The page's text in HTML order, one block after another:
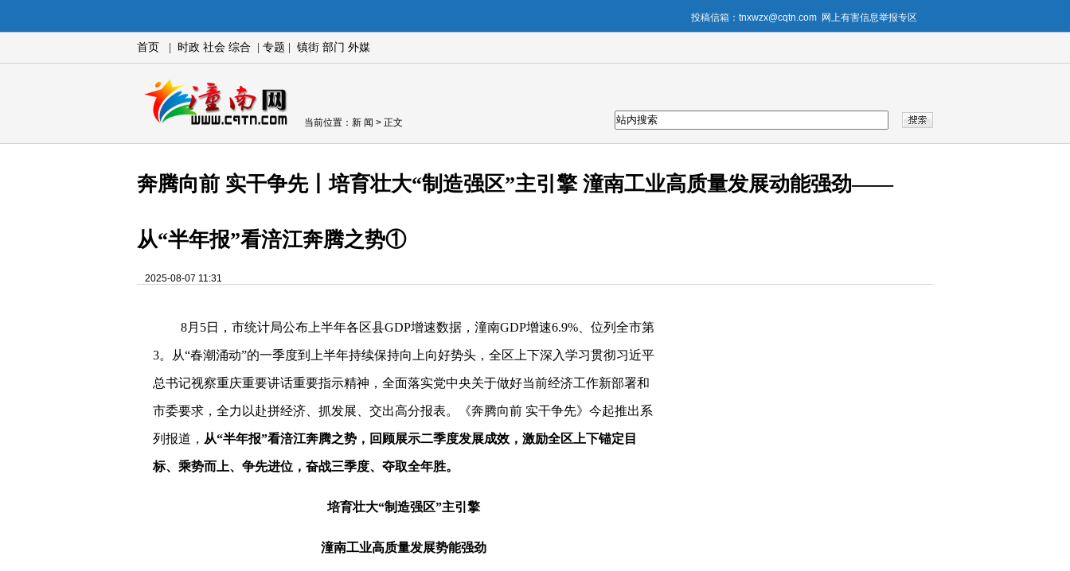
投稿信箱：tnxwzx@cqtn.com 网上有害信息举报专区
首页 时政 社会 综合 专题 镇街 部门 外媒
当前位置： 新 闻 > 正文
奔腾向前 实干争先丨培育壮大“制造强区”主引擎 潼南工业高质量发展动能强劲——
从“半年报”看涪江奔腾之势①
2025-08-07 11:31
8月5日，市统计局公布上半年各区县GDP增速数据，潼南GDP增速6.9%、位列全市第
3。从“春潮涌动”的一季度到上半年持续保持向上向好势头，全区上下深入学习贯彻习近平
总书记视察重庆重要讲话重要指示精神，全面落实党中央关于做好当前经济工作新部署和
市委要求，全力以赴拼经济、抓发展、交出高分报表。《奔腾向前 实干争先》今起推出系
列报道， 从“半年报”看涪江奔腾之势，回顾展示二季度发展成效，激励全区上下锚定目
标、乘势而上、争先进位，奋战三季度、夺取全年胜。
培育壮大“制造强区”主引擎
潼南工业高质量发展势能强劲